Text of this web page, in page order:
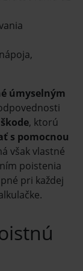
úmyselným
, ktorú
s pomocnou
však vlastné
poistenia
pri každej